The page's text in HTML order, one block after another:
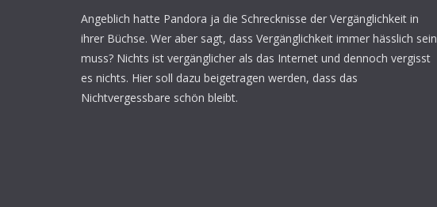
Angeblich hatte Pandora ja die Schrecknisse der Vergänglichkeit in
ihrer Büchse. Wer aber sagt, dass Vergänglichkeit immer hässlich sein
muss? Nichts ist vergänglicher als das Internet und dennoch vergisst
es nichts. Hier soll dazu beigetragen werden, dass das
Nichtvergessbare schön bleibt.